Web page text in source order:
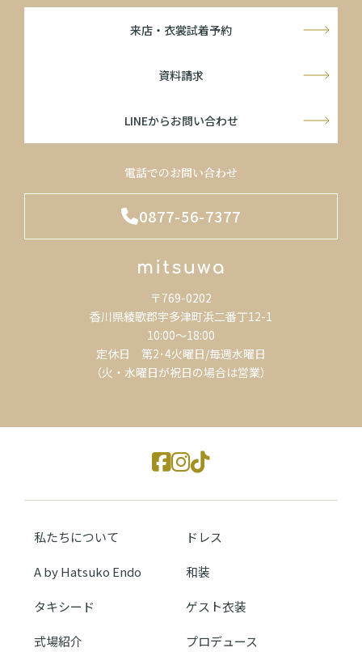
来店・衣裳試着予約
資料請求
LINEからお問い合わせ
電話でのお問い合わせ
0877-56-7377
〒769-0202
香川県綾歌郡宇多津町浜二番丁12-1
10:00～18:00
定休日 第2･4火曜日/毎週水曜日
（火・水曜日が祝日の場合は営業）
私たちについて ドレス
A by Hatsuko Endo 和装
タキシード ゲスト衣装
式場紹介 プロデュース